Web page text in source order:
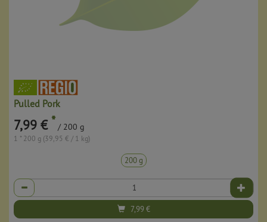
Pulled Pork
7,99 € * / 200 g
1 * 200 g (39,95 € / 1 kg)
200 g
Anzahl
7,99€